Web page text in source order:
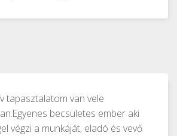
tapasztalatom van vele
becsületes ember aki
végzi a munkáját, eladó és vevő